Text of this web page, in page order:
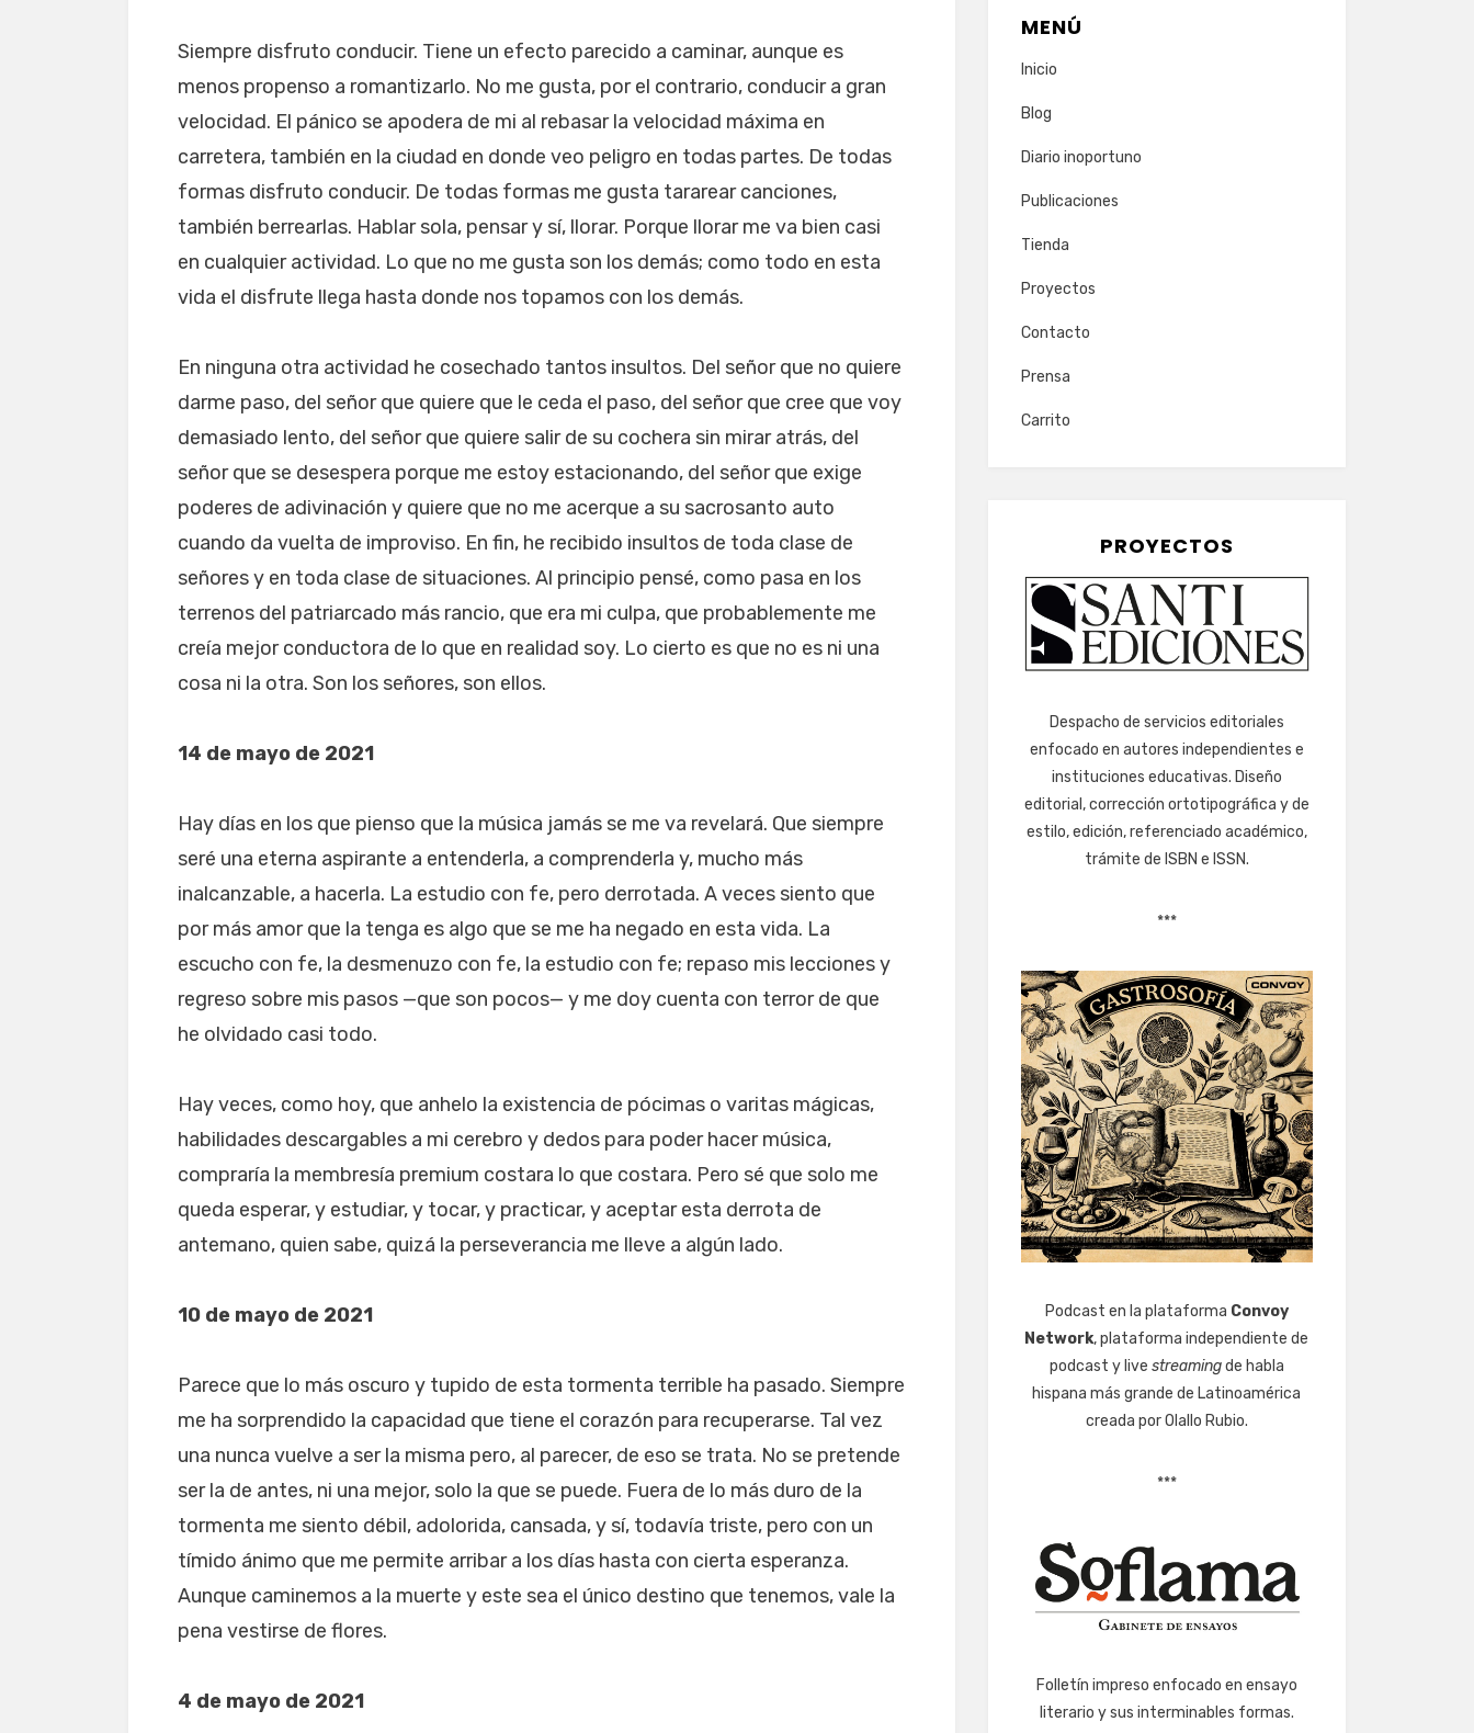
Siempre disfruto conducir. Tiene un efecto parecido a caminar, aunque es
menos propenso a romantizarlo. No me gusta, por el contrario, conducir a gran
velocidad. El pánico se apodera de mi al rebasar la velocidad máxima en
carretera, también en la ciudad en donde veo peligro en todas partes. De todas
formas disfruto conducir. De todas formas me gusta tararear canciones,
también berrearlas. Hablar sola, pensar y sí, llorar. Porque llorar me va bien casi
en cualquier actividad. Lo que no me gusta son los demás; como todo en esta
vida el disfrute llega hasta donde nos topamos con los demás.
En ninguna otra actividad he cosechado tantos insultos. Del señor que no quiere
darme paso, del señor que quiere que le ceda el paso, del señor que cree que voy
demasiado lento, del señor que quiere salir de su cochera sin mirar atrás, del
señor que se desespera porque me estoy estacionando, del señor que exige
poderes de adivinación y quiere que no me acerque a su sacrosanto auto
cuando da vuelta de improviso. En fin, he recibido insultos de toda clase de
señores y en toda clase de situaciones. Al principio pensé, como pasa en los
terrenos del patriarcado más rancio, que era mi culpa, que probablemente me
creía mejor conductora de lo que en realidad soy. Lo cierto es que no es ni una
cosa ni la otra. Son los señores, son ellos.
14 de mayo de 2021
Hay días en los que pienso que la música jamás se me va revelará. Que siempre
seré una eterna aspirante a entenderla, a comprenderla y, mucho más
inalcanzable, a hacerla. La estudio con fe, pero derrotada. A veces siento que
por más amor que la tenga es algo que se me ha negado en esta vida. La
escucho con fe, la desmenuzo con fe, la estudio con fe; repaso mis lecciones y
regreso sobre mis pasos —que son pocos— y me doy cuenta con terror de que
he olvidado casi todo.
Hay veces, como hoy, que anhelo la existencia de pócimas o varitas mágicas,
habilidades descargables a mi cerebro y dedos para poder hacer música,
compraría la membresía premium costara lo que costara. Pero sé que solo me
queda esperar, y estudiar, y tocar, y practicar, y aceptar esta derrota de
antemano, quien sabe, quizá la perseverancia me lleve a algún lado.
10 de mayo de 2021
Parece que lo más oscuro y tupido de esta tormenta terrible ha pasado. Siempre
me ha sorprendido la capacidad que tiene el corazón para recuperarse. Tal vez
una nunca vuelve a ser la misma pero, al parecer, de eso se trata. No se pretende
ser la de antes, ni una mejor, solo la que se puede. Fuera de lo más duro de la
tormenta me siento débil, adolorida, cansada, y sí, todavía triste, pero con un
tímido ánimo que me permite arribar a los días hasta con cierta esperanza.
Aunque caminemos a la muerte y este sea el único destino que tenemos, vale la
pena vestirse de flores.
4 de mayo de 2021
MENÚ
Inicio
Blog
Diario inoportuno
Publicaciones
Tienda
Proyectos
Contacto
Prensa
Carrito
PROYECTOS
Despacho de servicios editoriales
enfocado en autores independientes e
instituciones educativas. Diseño
editorial, corrección ortotipográfica y de
estilo, edición, referenciado académico,
trámite de ISBN e ISSN.
***
Podcast en la plataforma Convoy
Network, plataforma independiente de
podcast y live streamingde habla
hispana más grande de Latinoamérica
creada por Olallo Rubio.
***
Folletín impreso enfocado en ensayo
literario y sus interminables formas.